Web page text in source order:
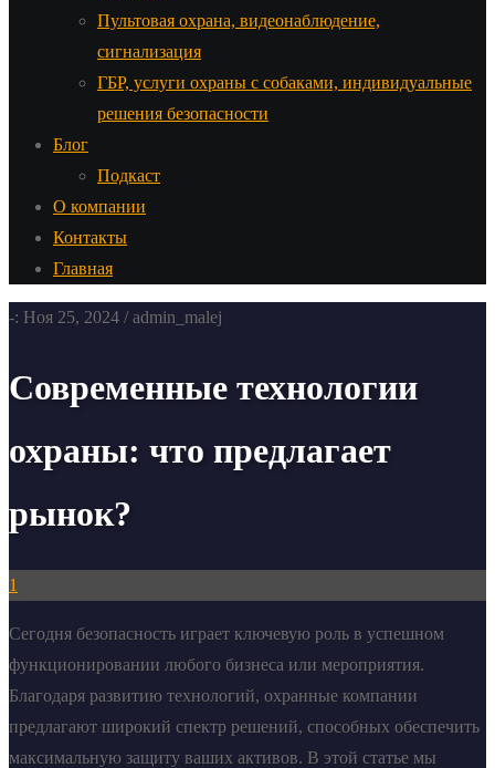
Пультовая охрана, видеонаблюдение,
сигнализация
ГБР, услуги охраны с собаками, индивидуальные
решения безопасности
Блог
Подкаст
О компании
Контакты
Главная
-: Ноя 25, 2024 / admin_malej
Современные технологии
охраны: что предлагает
рынок?
1
Сегодня безопасность играет ключевую роль в успешном
функционировании любого бизнеса или мероприятия.
Благодаря развитию технологий, охранные компании
предлагают широкий спектр решений, способных обеспечить
максимальную защиту ваших активов. В этой статье мы